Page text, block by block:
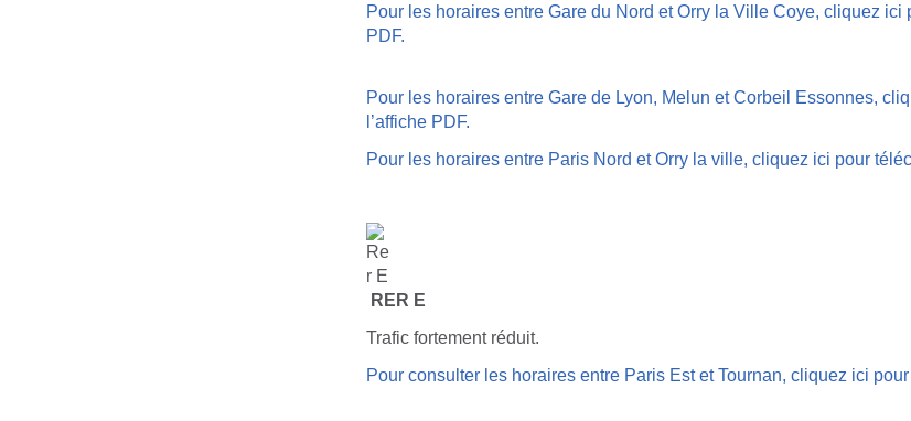
Pour les horaires entre Gare du Nord et Orry la Ville Coye, cliquez ici
PDF.
Pour les horaires entre Gare de Lyon, Melun et Corbeil Essonnes,
l’affiche PDF.
Pour les horaires entre Paris Nord et Orry la ville, cliquez ici pour
RER E
Trafic fortement réduit.
Pour consulter les horaires entre Paris Est et Tournan, cliquez ici